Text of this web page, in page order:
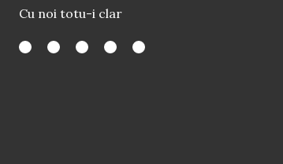
Cu noi totu-i clar